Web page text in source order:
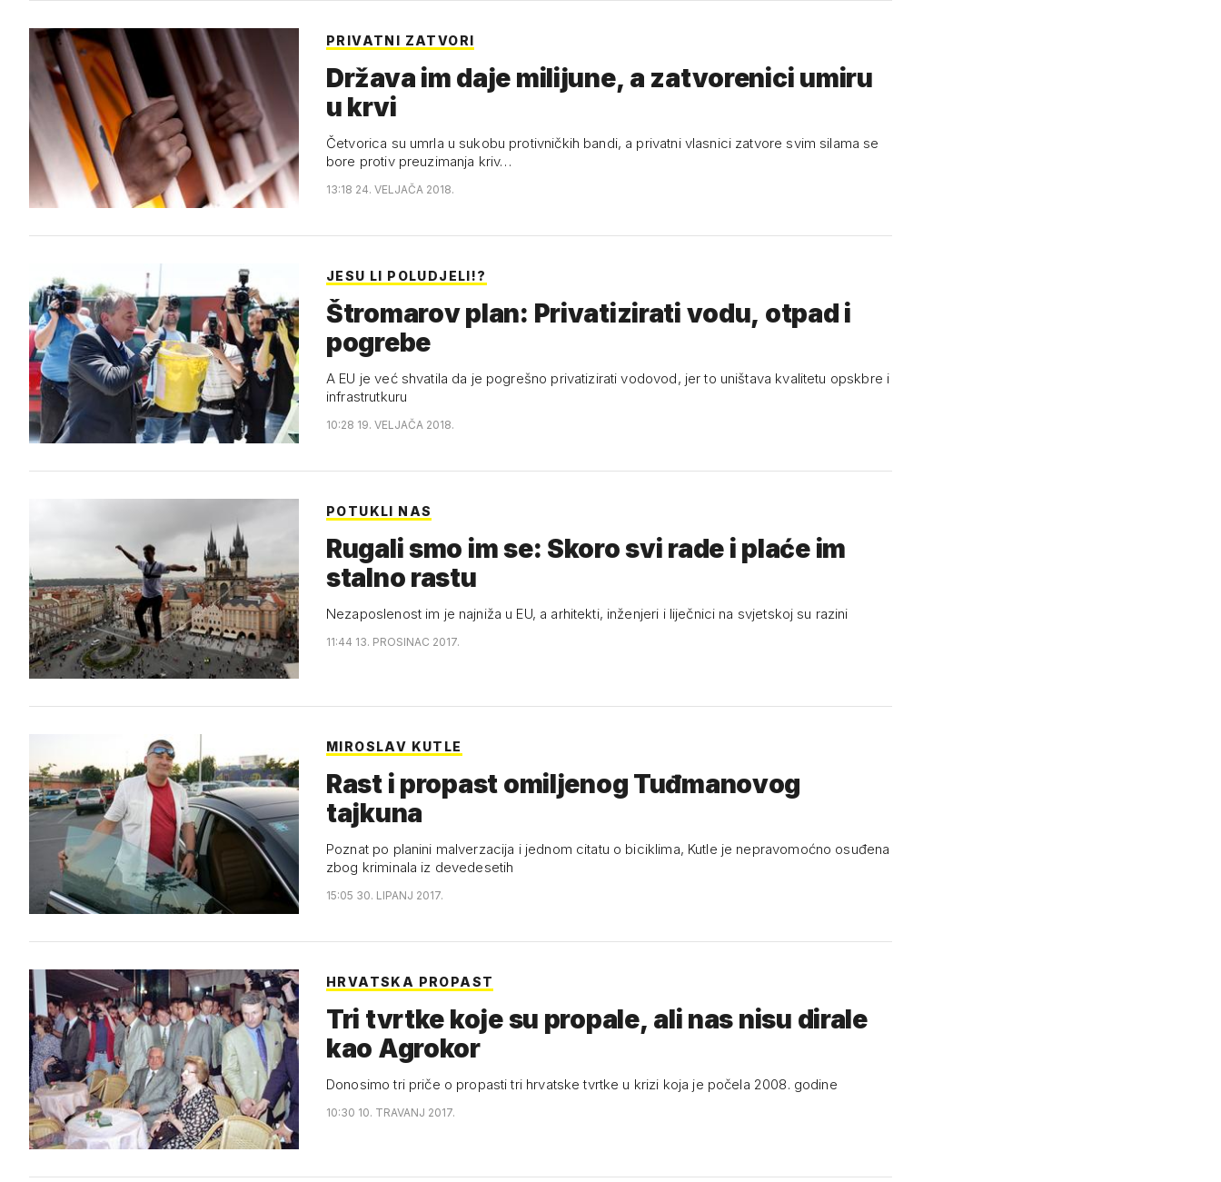
PRIVATNI ZATVORI
Država im daje milijune, a zatvorenici umiru
u krvi
Četvorica su umrla u sukobu protivničkih bandi, a privatni vlasnici zatvore svim silama se
bore protiv preuzimanja kriv…
13:18 24. VELJAČA 2018.
JESU LI POLUDJELI!?
Štromarov plan: Privatizirati vodu, otpad i
pogrebe
A EU je već shvatila da je pogrešno privatizirati vodovod, jer to uništava kvalitetu opskbre i
infrastrutkuru
10:28 19. VELJAČA 2018.
POTUKLI NAS
Rugali smo im se: Skoro svi rade i plaće im
stalno rastu
Nezaposlenost im je najniža u EU, a arhitekti, inženjeri i liječnici na svjetskoj su razini
11:44 13. PROSINAC 2017.
MIROSLAV KUTLE
Rast i propast omiljenog Tuđmanovog
tajkuna
Poznat po planini malverzacija i jednom citatu o biciklima, Kutle je nepravomoćno osuđena
zbog kriminala iz devedesetih
15:05 30. LIPANJ 2017.
HRVATSKA PROPAST
Tri tvrtke koje su propale, ali nas nisu dirale
kao Agrokor
Donosimo tri priče o propasti tri hrvatske tvrtke u krizi koja je počela 2008. godine
10:30 10. TRAVANJ 2017.